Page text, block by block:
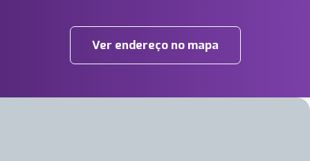
Ver endereço no mapa